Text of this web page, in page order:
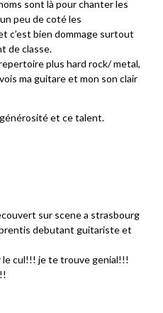
sont là pour chanter les
peu de coté les
c’est bien dommage surtout
de classe.
plus hard rock/ metal,
ma guitare et mon son clair
et ce talent.
sur scene a strasbourg
debutant guitariste et
le cul!!! je te trouve genial!!!